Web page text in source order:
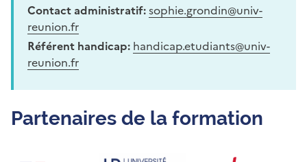
Contact administratif:sophie.grondin@univ-
reunion.fr
Référent handicap: handicap.etudiants@univ-
reunion.fr
Partenaires de la formation